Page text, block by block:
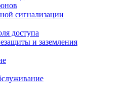
сигнализации
доступа
и заземления